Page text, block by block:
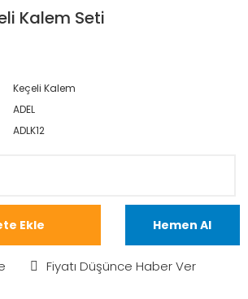
Kalem Seti
Keçeli Kalem
ADEL
ADLK12
Ekle Hemen Al
Fiyatı Düşünce Haber Ver